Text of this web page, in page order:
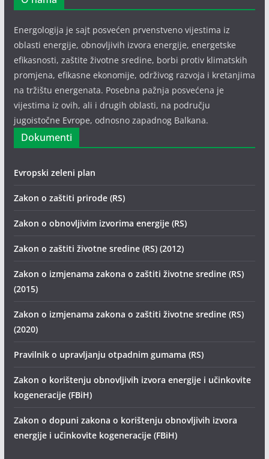
Energologija je sajt posvećen prvenstveno vijestima iz
oblasti energije, obnovljivih izvora energije, energetske
efikasnosti, zaštite životne sredine, borbi protiv klimatskih
promjena, efikasne ekonomije, održivog razvoja i kretanjima
na tržištu energenata. Posebna pažnja posvećena je
vijestima iz ovih, ali i drugih oblasti, na području
jugoistočne Evrope, odnosno zapadnog Balkana.
Dokumenti
Evropski zeleni plan
Zakon o zaštiti prirode (RS)
Zakon o obnovljivim izvorima energije (RS)
Zakon o zaštiti životne sredine (RS) (2012)
Zakon o izmjenama zakona o zaštiti životne sredine (RS)
(2015)
Zakon o izmjenama zakona o zaštiti životne sredine (RS)
(2020)
Pravilnik o upravljanju otpadnim gumama (RS)
Zakon o korištenju obnovljivih izvora energije i učinkovite
kogeneracije (FBiH)
Zakon o dopuni zakona o korištenju obnovljivih izvora
energije i učinkovite kogeneracije (FBiH)